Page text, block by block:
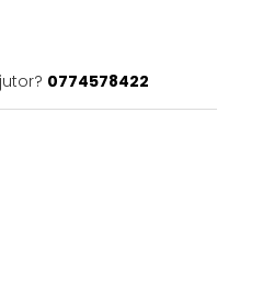
0774578422